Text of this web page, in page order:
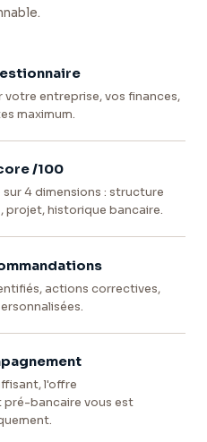
votre entreprise, vos finances,
maximum.
/100
4 dimensions : structure
projet, historique bancaire.
actions correctives,
l'offre
bancaire vous est